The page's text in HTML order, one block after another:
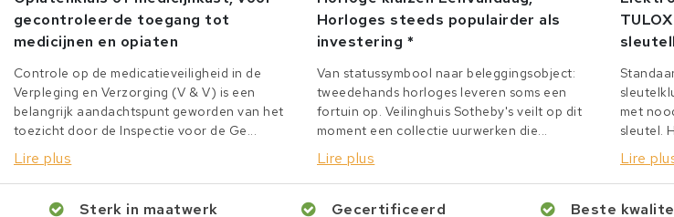
gecontroleerde toegang tot
medicijnen en opiaten
Controle op de medicatieveiligheid in de
Verpleging en Verzorging (V & V) is een
belangrijk aandachtspunt geworden van het
toezicht door de Inspectie voor de Ge...
Lire plus
Horloges steeds populairder als
investering *
Van statussymbool naar beleggingsobject:
tweedehands horloges leveren soms een
fortuin op. Veilinghuis Sotheby's veilt op dit
moment een collectie uurwerken die...
Lire plus
met
sleutel.
Lire
Sterk in maatwerk Gecertificeerd Beste